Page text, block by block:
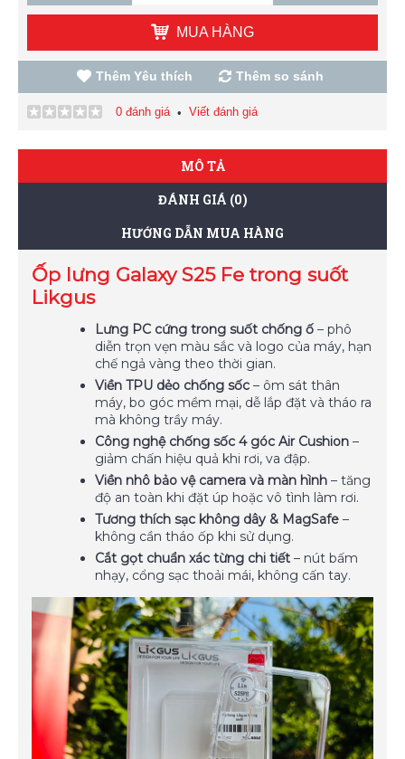
MUA HÀNG
Thêm Yêu thích Thêm so sánh
0 đánh giá• Viết đánh giá
MÔ TẢ
ĐÁNH GIÁ (0)
HƯỚNG DẪN MUA HÀNG
Ốp lưng Galaxy S25 Fe trong suốt
Likgus
Lưng PC cứng trong suốt chống ố– phô
diễn trọn vẹn màu sắc và logo của máy, hạn
chế ngả vàng theo thời gian.
Viền TPU dẻo chống sốc – ôm sát thân
máy, bo góc mềm mại, dễ lắp đặt và tháo ra
mà không trầy máy.
Công nghệ chống sốc 4 góc Air Cushion –
giảm chấn hiệu quả khi rơi, va đập.
Viền nhô bảo vệ camera và màn hình – tăng
độ an toàn khi đặt úp hoặc vô tình làm rơi.
Tương thích sạc không dây & MagSafe –
không cần tháo ốp khi sử dụng.
Cắt gọt chuẩn xác từng chi tiết – nút bấm
nhạy, cổng sạc thoải mái, không cấn tay.